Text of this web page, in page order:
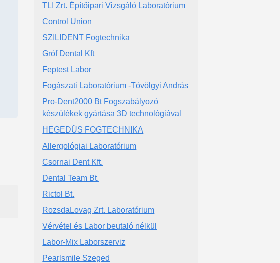
TLI Zrt. Építőipari Vizsgáló Laboratórium
Control Union
SZILIDENT Fogtechnika
Gróf Dental Kft
Feptest Labor
Fogászati Laboratórium -Tóvölgyi András
Pro-Dent2000 Bt Fogszabályozó
készülékek gyártása 3D technológiával
HEGEDÜS FOGTECHNIKA
Allergológiai Laboratórium
Csornai Dent Kft.
Dental Team Bt.
Rictol Bt.
RozsdaLovag Zrt. Laboratórium
Vérvétel és Labor beutaló nélkül
Labor-Mix Laborszerviz
Pearlsmile Szeged